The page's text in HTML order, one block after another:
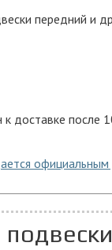
передний и
доставке после